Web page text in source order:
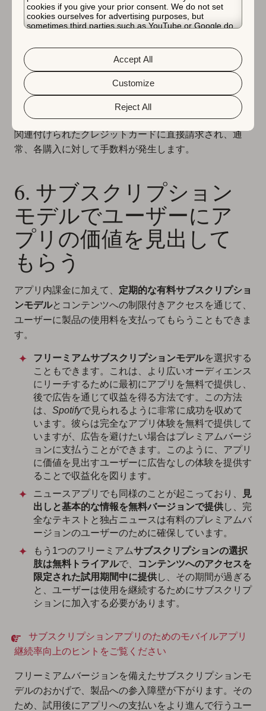
cookies if you give your prior consent. We do not set
cookies ourselves for advertising purposes, but
sometimes third parties such as YouTube or Google do.
about the protection of your personal data and the
different cookies we use, please read our
&Privacy Policy. You can customize your cookie settings
and preferences by clicking the “Customize” button.
Reject All
Customize
Accept All
コインやゲームのライフなど、使用すると消費され
る消費型アイテム
ック解除など、永続的なアクセスを提供する
非消費
型アイテム
ユーザーは実際のお金を使ってこれらの機能
やデジタル
資産を購入します。購入は、App StoreやGoogle Playに
関連付けられたクレジットカードに直接請求され、通
常、各購入に対して手数料が発生します。
6. サブスクリプション
モデルでユーザーにア
プリの価値を見出して
もらう
アプリ内課金に加えて、 定期的な有料サブスクリプショ
ンモデルとコンテンツへの制限付きアクセスを通じて、
ユーザーに製品の使用料を支払ってもらうこともできま
す。
フリーミアムサブスクリプションモデルを選択する
こともできます。これは、より広いオーディエンス
にリーチするために最初にアプリを無料で提供し、
後で広告を通じて収益を得る方法です。この方法
は、 Spotifyで見られるように非常に成功を収めて
います。彼らは完全なアプリ体験を無料で提供して
いますが、広告を避けたい場合はプレミアムバージ
ョンに支払うことができます。このように、アプリ
に価値を見出すユーザーに広告なしの体験を提供す
ることで収益化を図ります。
ニュースアプリでも同様のことが起こっており、
見
出しと基本的な情報を無料バージョンで提供し、完
全なテキストと独占ニュースは有料のプレミアムバ
ージョンのユーザーのために確保しています。
もう1つのフリーミアムサブスクリプションの選択
肢は無料トライアルで、
コンテンツへのアクセスを
限定された試用期間中に提供し、その期間が過ぎる
と、ユーザーは使用を継続するためにサブスクリプ
ションに加入する必要があります。
サブスクリプションアプリのためのモバイルアプリ
継続率向上のヒントをご覧ください
フリーミアムバージョンを備えたサブスクリプションモ
デルのおかげで、製品への参入障壁が下がります。その
ため、試用後にアプリへの支払いをより進んで行うユー